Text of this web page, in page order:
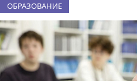
ОБРАЗОВАНИЕ